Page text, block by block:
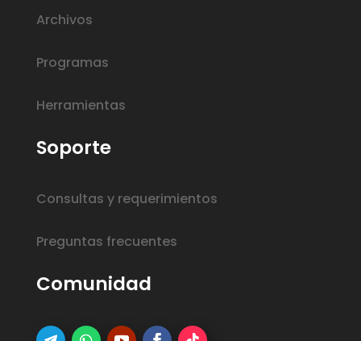
Archivos
Programas
Herramientas
Soporte
Consultas y requerimientos
Preguntas frecuentes
Comunidad